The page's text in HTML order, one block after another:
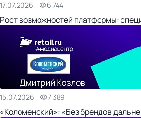
17.07.2026 6 744
Рост возможностей платформы:
15.07.2026 7 389
«Коломенский»: «Без брендов